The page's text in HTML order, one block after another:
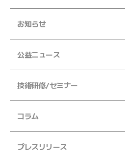
JFS規格の監査・取得支援
各検査のご依頼用紙
検
口
の
お知らせ
公益ニュース
技術研修/セミナー
コラム
プレスリリース